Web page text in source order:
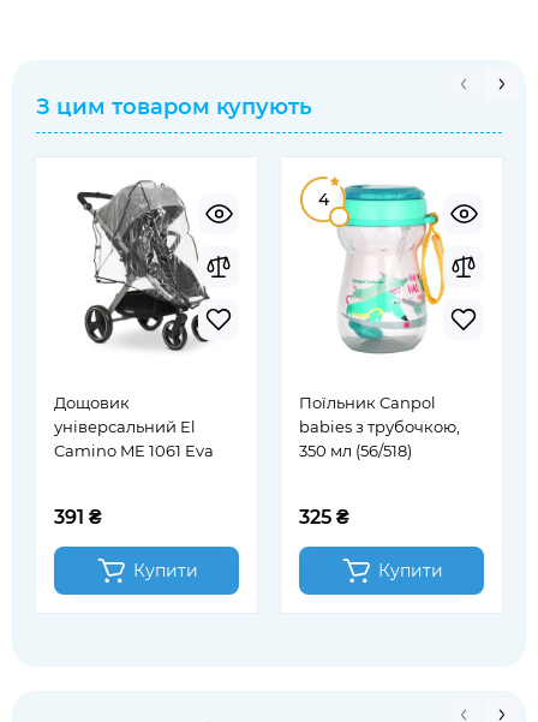
З цим товаром купують
Дощовик
універсальний El
Camino ME 1061 Eva
391 ₴
Купити
4
Поїльник Canpol
babies з трубочкою,
350 мл (56/518)
325 ₴
Купити